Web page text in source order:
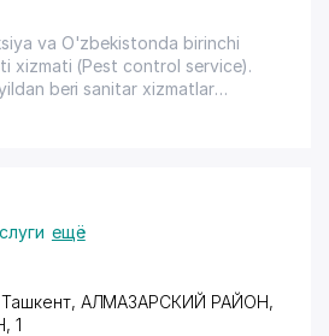
va O'zbekistonda birinchi
xizmati (Pest control service).
beri sanitar xizmatlar
и первая служба по
в Узбекистане. Prodez - уже
по контролю вредителей.
и защищает ваш бизнес и
по международным
ещё
АЛМАЗАРСКИЙ РАЙОН,
, 1